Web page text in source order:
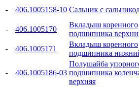
-
406.1005158-10 Сальник с
-
406.1005170
Вкладыш коренного
подшипника
-
406.1005171
Вкладыш коренного
подшипника
- 406.1005186-03
Полушайба
подшипника
верхняя